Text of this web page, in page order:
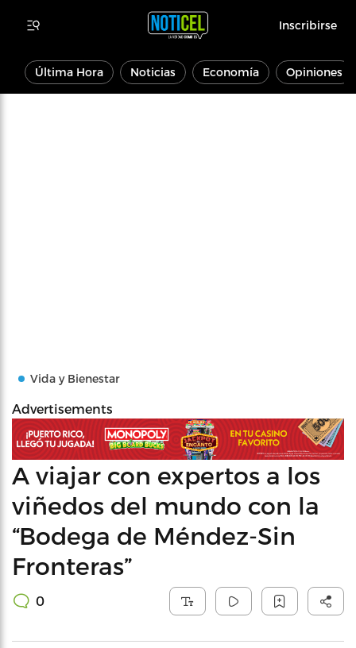
Inscribirse
Última Hora Noticias Economía Opiniones
Vida y Bienestar
Advertisements
A viajar con expertos a los
viñedos del mundo con la
“Bodega de Méndez-Sin
Fronteras”
0